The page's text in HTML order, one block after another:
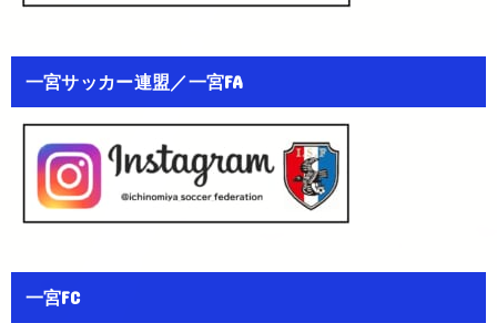
一宮サッカー連盟／一宮FA
一宮FC